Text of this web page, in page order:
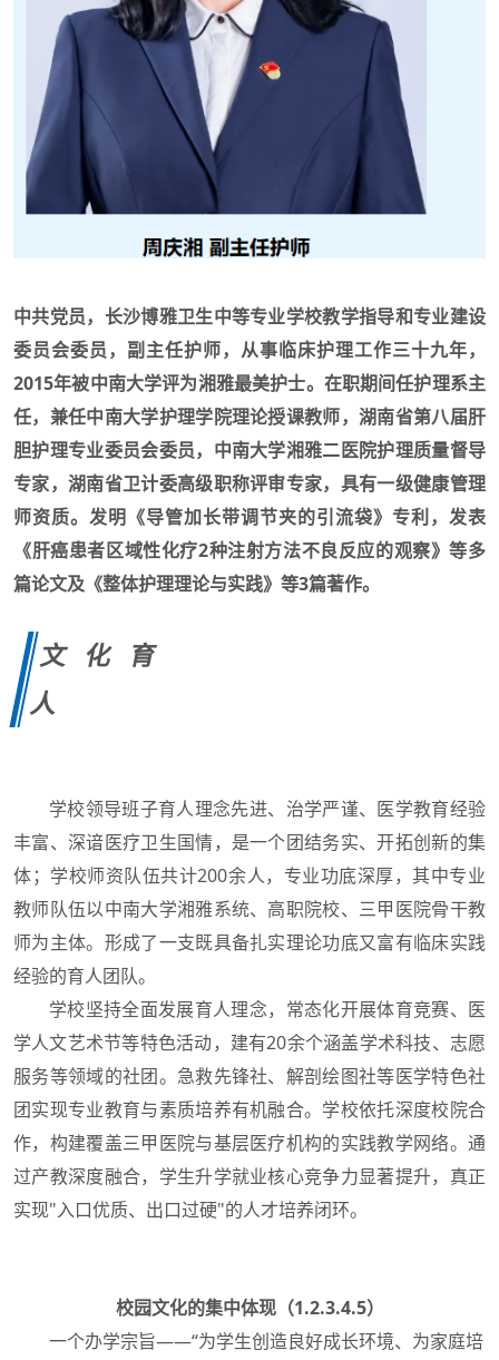
中共党员，长沙博雅卫生中等专业学校教学指导和专业建设
委员会委员，副主任护师，从事临床护理工作三十九年，
2015年被中南大学评为湘雅最美护士。在职期间任护理系主
任，兼任中南大学护理学院理论授课教师，湖南省第八届肝
胆护理专业委员会委员，中南大学湘雅二医院护理质量督导
专家，湖南省卫计委高级职称评审专家，具有一级健康管理
师资质。发明《导管加长带调节夹的引流袋》专利，发表
《肝癌患者区域性化疗2种注射方法不良反应的观察》等多
篇论文及《整体护理理论与实践》等3篇著作。
文化育
人
学校领导班子育人理念先进、治学严谨、医学教育经验
丰富、深谙医疗卫生国情，是一个团结务实、开拓创新的集
体；学校师资队伍共计200余人，专业功底深厚，其中专业
教师队伍以中南大学湘雅系统、高职院校、三甲医院骨干教
师为主体。形成了一支既具备扎实理论功底又富有临床实践
经验的育人团队。
学校坚持全面发展育人理念，常态化开展体育竞赛、医
学人文艺术节等特色活动，建有20余个涵盖学术科技、志愿
服务等领域的社团。急救先锋社、解剖绘图社等医学特色社
团实现专业教育与素质培养有机融合。学校依托深度校院合
作，构建覆盖三甲医院与基层医疗机构的实践教学网络。通
过产教深度融合，学生升学就业核心竞争力显著提升，真正
实现"入口优质、出口过硬"的人才培养闭环。
校园文化的集中体现（1.2.3.4.5）
一个办学宗旨——“为学生创造良好成长环境、为家庭培